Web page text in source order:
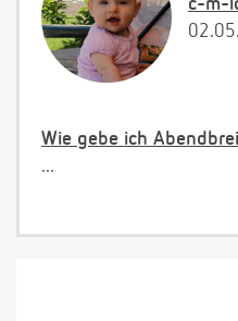
c-m-
Wie gebe ich
...